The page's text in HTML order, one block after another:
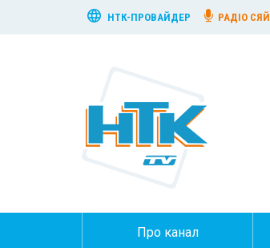
НТК-ПРОВАЙДЕР РАДІО
Про канал